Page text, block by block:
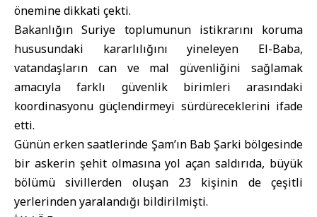
önemine dikkati çekti.
Bakanlığın Suriye toplumunun istikrarını koruma
hususundaki kararlılığını yineleyen El-Baba,
vatandaşların can ve mal güvenliğini sağlamak
amacıyla farklı güvenlik birimleri arasındaki
koordinasyonu güçlendirmeyi sürdüreceklerini ifade
etti.
Günün erken saatlerinde Şam’ın Bab Şarki bölgesinde
bir askerin şehit olmasına yol açan saldırıda, büyük
bölümü sivillerden oluşan 23 kişinin de çeşitli
yerlerinden yaralandığı bildirilmişti.